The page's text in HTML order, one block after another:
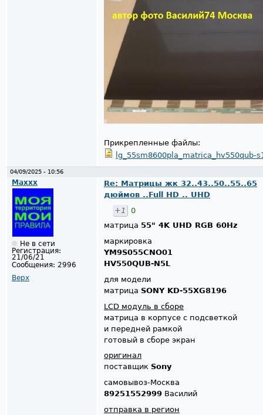
Прикрепленные файлы:
lg_55sm8600pla_matrica_hv550qub-
04/09/2025 - 10:56
Maxxx
Не в сети
Регистрация:
21/06/21
Сообщения: 2996
Верх
Re: Матрицы жк 32..43..50..55..65
дюймов ..Full HD .. UHD
+1
0
матрица 55" 4K UHD RGB 60Hz
маркировка
YM9S055CNO01
HV550QUB-N5L
для модели
матрица SONY KD-55XG8196
LCD модуль в сборе
матрица в корпусе с подсветкой
и передней рамкой
готовый в сборе экран
оригинал
поставщик Sony
самовывоз-Москва
89251552999 Василий
отправка в регион